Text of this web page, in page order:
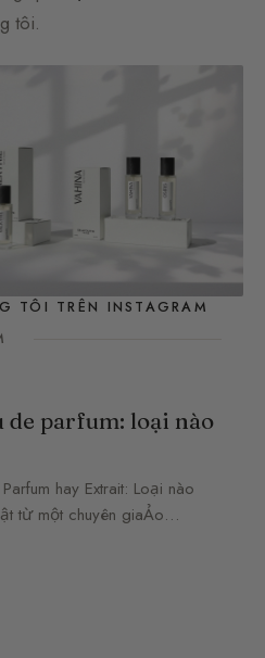
tôi.
TÔI TRÊN INSTAGRAM
de parfum: loại nào
hay Extrait: Loại nào
từ một chuyên giaẢo…